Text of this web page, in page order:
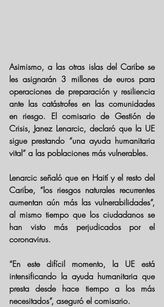
Asimismo, a las otras islas del Caribe se
les asignarán 3 millones de euros para
operaciones de preparación y resiliencia
ante las catástrofes en las comunidades
en riesgo. El comisario de Gestión de
Crisis, Janez Lenarcic, declaró que la UE
sigue prestando “una ayuda humanitaria
vital” a las poblaciones más vulnerables.
Lenarcic señaló que en Haití y el resto del
Caribe, “los riesgos naturales recurrentes
aumentan aún más las vulnerabilidades”,
al mismo tiempo que los ciudadanos se
han visto más perjudicados por el
coronavirus.
“En este difícil momento, la UE está
intensificando la ayuda humanitaria que
presta desde hace tiempo a los más
necesitados”, aseguró el comisario.